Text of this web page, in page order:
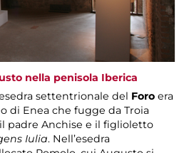
nella penisola Iberica
settentrionale del Foro era
di Enea che fugge da Troia
padre Anchise e il figlioletto
Iulia. Nell’esedra